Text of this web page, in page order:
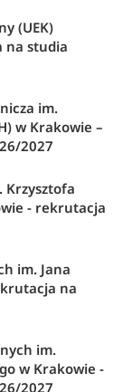
2026
(UEK)
na studia
im.
w Krakowie –
2027
Krzysztofa
- rekrutacja
im. Jana
na
im.
w Krakowie -
2027